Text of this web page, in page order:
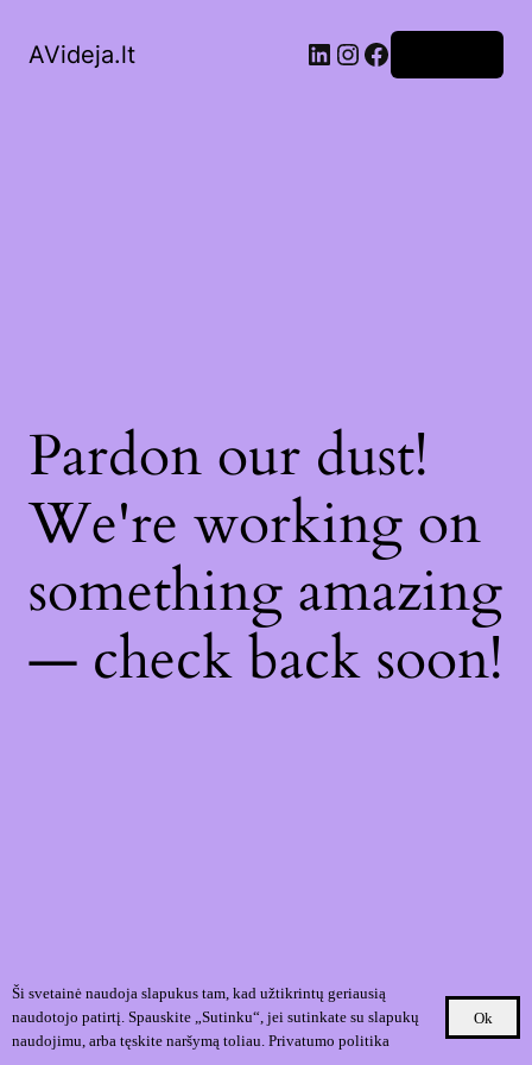
AVideja.lt LinkedIn
Instagram
Facebook
Pardon our dust!
We're working on
something amazing
— check back soon!
Ši svetainė naudoja slapukus tam, kad užtikrintų geriausią
naudotojo patirtį. Spauskite „Sutinku“, jei sutinkate su slapukų
naudojimu, arba tęskite naršymą toliau. Privatumo politika
Ok